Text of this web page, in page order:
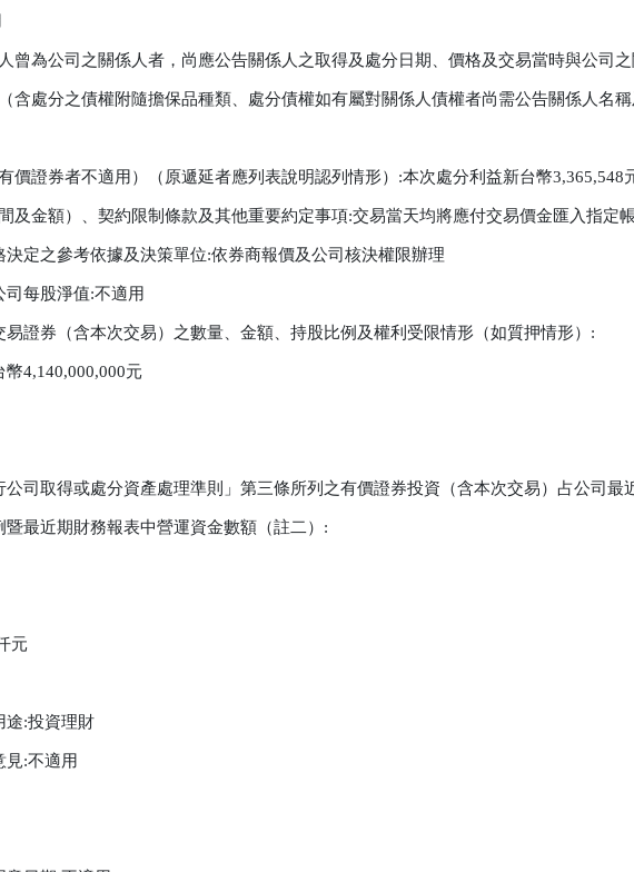
曾為公司之關係人者，尚應公告關係人之取得及處分日期、價格及交易當時與公司
含處分之債權附隨擔保品種類、處分債權如有屬對關係人債權者尚需公告關係人名
價證券者不適用）（原遞延者應列表說明認列情形）:本次處分利益新台幣3,365,548
及金額）、契約限制條款及其他重要約定事項:交易當天均將應付交易價金匯入指定
定之參考依據及決策單位:依券商報價及公司核決權限辦理
司每股淨值:不適用
證券（含本次交易）之數量、金額、持股比例及權利受限情形（如質押情形）:
幣4,140,000,000元
公司取得或處分資產處理準則」第三條所列之有價證券投資（含本次交易）占公司最
暨最近期財務報表中營運資金數額（註二）:
元
途:投資理財
見:不適用